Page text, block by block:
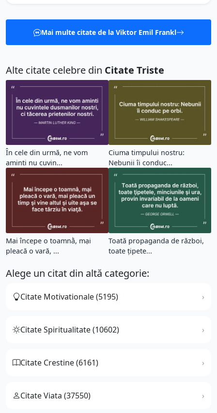
Mai multe citate de la Viktor Emil Frankl
Alte citate celebre din Citate Triste
În cele din urmă, ne vom
aminti nu cuvin...
Ciuma timpului nostru:
Nebunii îi conduc...
Mai începe o toamnằ, mại
pleacă o vară, ...
Toată propaganda de război,
toate ţipete...
Alege un citat din altă categorie:
Citate Motivationale (5195)
Citate Spiritualitate (10602)
Citate Crestine (6161)
Citate Viata (37550)